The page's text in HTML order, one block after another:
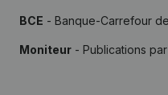
BCE - Banque-Carrefour
Moniteur - Publications